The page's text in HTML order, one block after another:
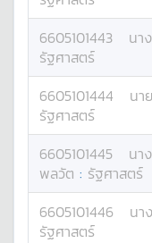
6605101443
นา
รัฐศาสตร์
6605101444 นาย
รัฐศาสตร์
6605101445 นา
พลวัต : รัฐศาสตร์
6605101446 นา
รัฐศาสตร์